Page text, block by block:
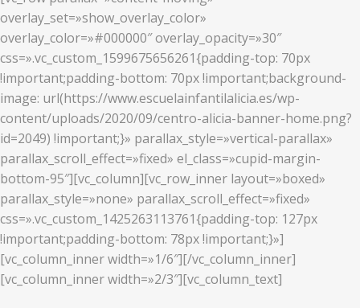
overlay_set=»show_overlay_color»
overlay_color=»#000000″ overlay_opacity=»30″
css=».vc_custom_1599675656261{padding-top: 70px
!important;padding-bottom: 70px !important;background-
image: url(https://www.escuelainfantilalicia.es/wp-
content/uploads/2020/09/centro-alicia-banner-home.png?
id=2049) !important;}» parallax_style=»vertical-parallax»
parallax_scroll_effect=»fixed» el_class=»cupid-margin-
bottom-95″][vc_column][vc_row_inner layout=»boxed»
parallax_style=»none» parallax_scroll_effect=»fixed»
css=».vc_custom_1425263113761{padding-top: 127px
!important;padding-bottom: 78px !important;}»]
[vc_column_inner width=»1/6″][/vc_column_inner]
[vc_column_inner width=»2/3″][vc_column_text]